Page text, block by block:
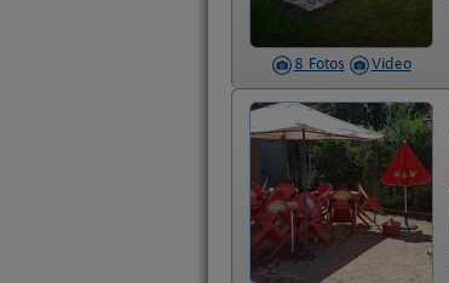
8 Fotos Video